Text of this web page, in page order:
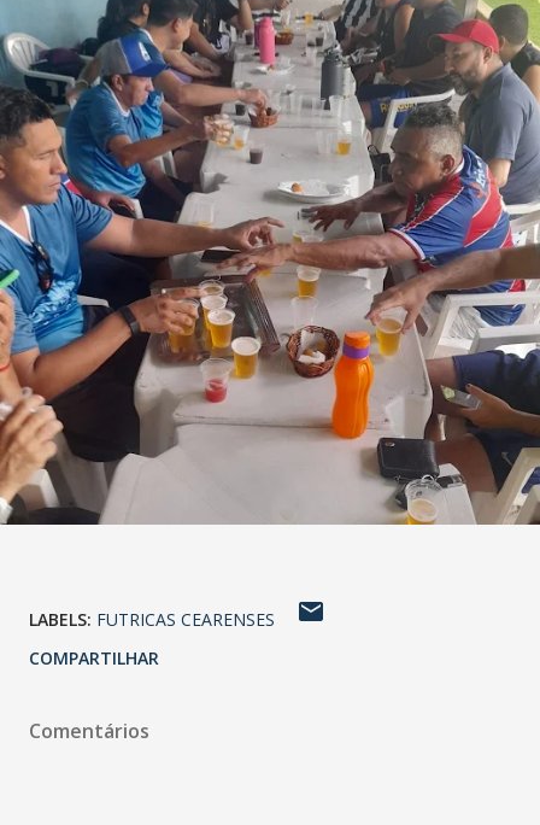
LABELS: FUTRICAS CEARENSES
COMPARTILHAR
Comentários